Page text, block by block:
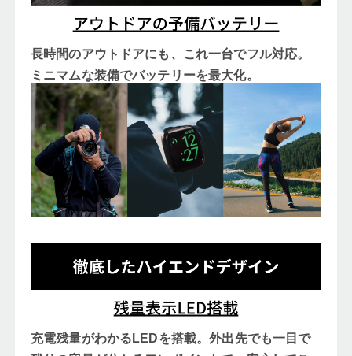
長時間のアウトドアにも、これ一台でフル対応。
ミニマムな装備でバッテリーを最大化。
充電残量がわかるLEDを搭載。外出先でも一目で